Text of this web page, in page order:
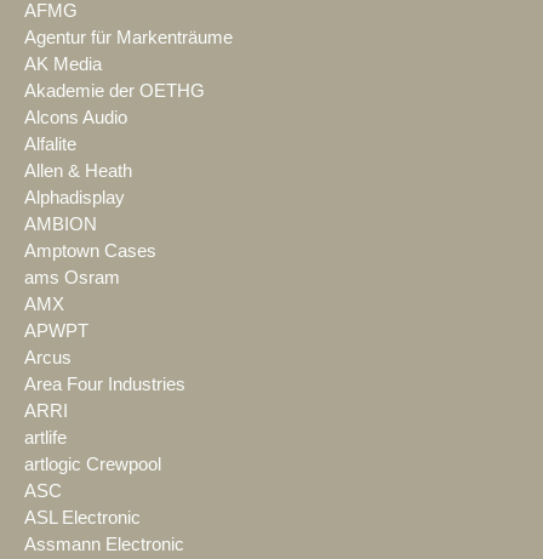
AFMG
Agentur für Markenträume
AK Media
Akademie der OETHG
Alcons Audio
Alfalite
Allen & Heath
Alphadisplay
AMBION
Amptown Cases
ams Osram
AMX
APWPT
Arcus
Area Four Industries
ARRI
artlife
artlogic Crewpool
ASC
ASL Electronic
Assmann Electronic